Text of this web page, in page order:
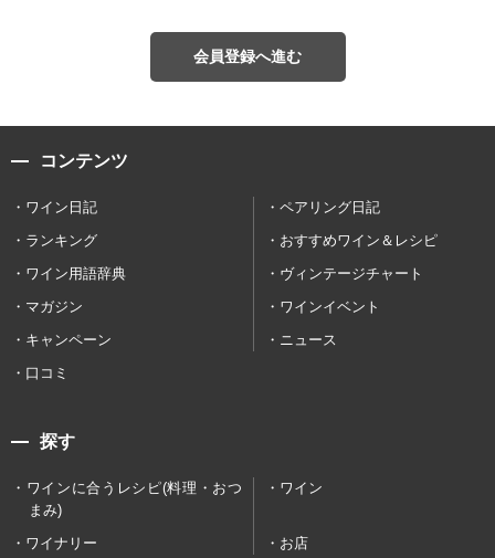
会員登録へ進む
コンテンツ
ワイン日記
ペアリング日記
ランキング
おすすめワイン＆レシピ
ワイン用語辞典
ヴィンテージチャート
マガジン
ワインイベント
キャンペーン
ニュース
口コミ
探す
ワインに合うレシピ(料理・おつ
まみ)
ワイン
ワイナリー お店